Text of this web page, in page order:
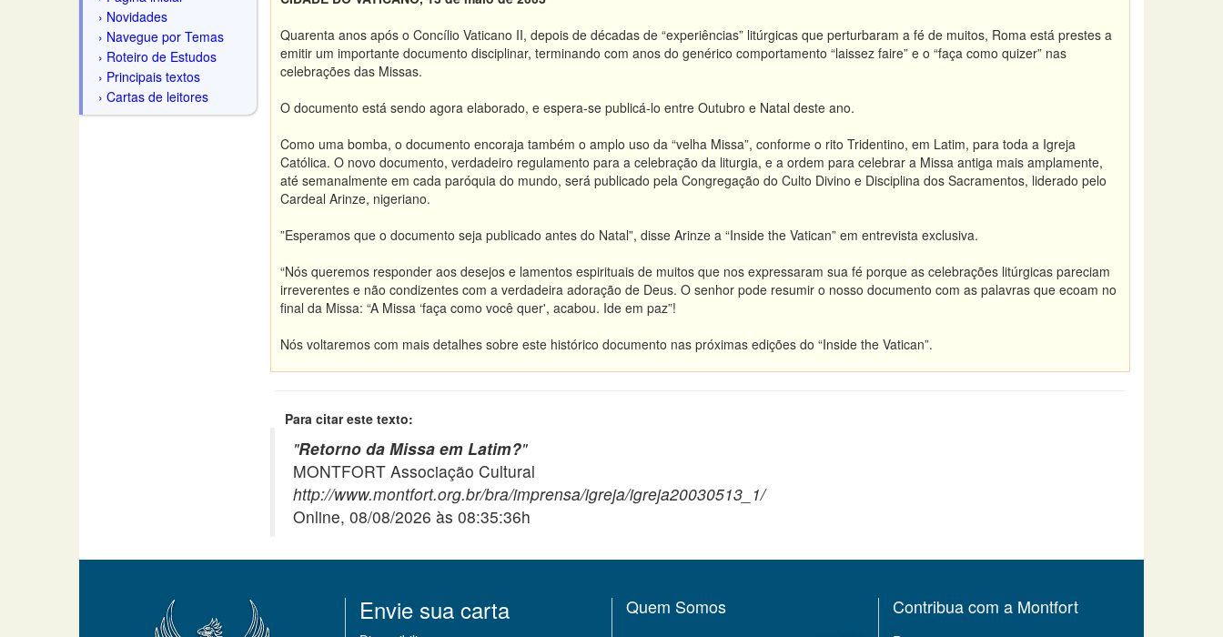
Novidades
Navegue por Temas
Roteiro de Estudos
Principais textos
Cartas de leitores
Quarenta anos após o Concílio Vaticano II, depois de décadas de “experiências” litúrgicas que perturbaram a fé de muitos, Roma está prestes a
emitir um importante documento disciplinar, terminando com anos do genérico comportamento “laissez faire” e o “faça como quizer” nas
celebrações das Missas.
O documento está sendo agora elaborado, e espera-se publicá-lo entre Outubro e Natal deste ano.
Como uma bomba, o documento encoraja também o amplo uso da “velha Missa”, conforme o rito Tridentino, em Latim, para toda a Igreja
Católica. O novo documento, verdadeiro regulamento para a celebração da liturgia, e a ordem para celebrar a Missa antiga mais amplamente,
até semanalmente em cada paróquia do mundo, será publicado pela Congregação do Culto Divino e Disciplina dos Sacramentos, liderado pelo
Cardeal Arinze, nigeriano.
”Esperamos que o documento seja publicado antes do Natal”, disse Arinze a “Inside the Vatican” em entrevista exclusiva.
“Nós queremos responder aos desejos e lamentos espirituais de muitos que nos expressaram sua fé porque as celebrações litúrgicas pareciam
irreverentes e não condizentes com a verdadeira adoração de Deus. O senhor pode resumir o nosso documento com as palavras que ecoam no
final da Missa: “A Missa ‘faça como você quer', acabou. Ide em paz”!
Nós voltaremos com mais detalhes sobre este histórico documento nas próximas edições do “Inside the Vatican”.
Para citar este texto:
"Retorno da Missa em Latim?"
MONTFORT Associação Cultural
http://www.montfort.org.br/bra/imprensa/igreja/igreja20030513_1/
Online, 08/08/2026 às 08:35:36h
Envie sua carta Quem Somos Contribua com a Montfort